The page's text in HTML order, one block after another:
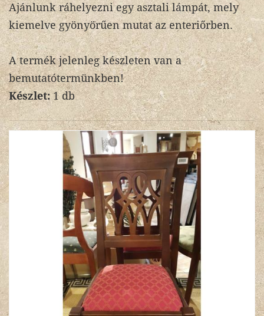
Ajánlunk ráhelyezni egy asztali lámpát, mely
kiemelve gyönyörűen mutat az enteriőrben.
A termék jelenleg készleten van a
bemutatótermünkben!
Készlet:1 db